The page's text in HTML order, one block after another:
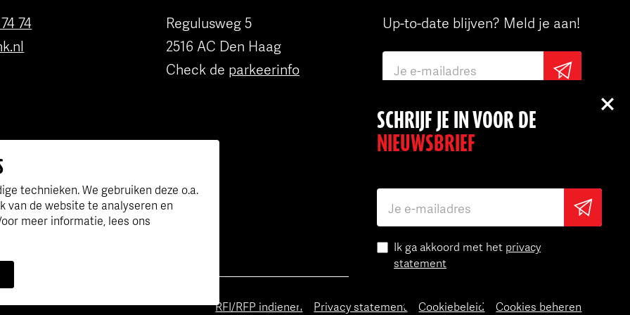
technieken. We gebruiken deze o.a.
van de website te analyseren en
meer informatie, lees ons
74
Regulusweg 5
2516 AC Den Haag
Check de parkeerinfo
Up-to-date blijven? Meld je aan!
Ik ga akkoord met hetprivacy
statement
e-business!Best Agencies van het jaar!
RFI/RFP indienen Privacy statement Cookiebeleid Cookies beheren
SCHRIJF JE IN VOOR DE
NIEUWSBRIEF
Ik ga akkoord met het privacy
statement